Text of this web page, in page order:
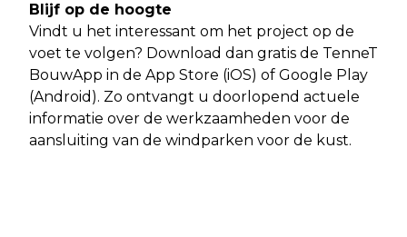
Blijf op de hoogte
Vindt u het interessant om het project op de
voet te volgen? Download dan gratis de TenneT
BouwApp in de App Store (iOS) of Google Play
(Android). Zo ontvangt u doorlopend actuele
informatie over de werkzaamheden voor de
aansluiting van de windparken voor de kust.